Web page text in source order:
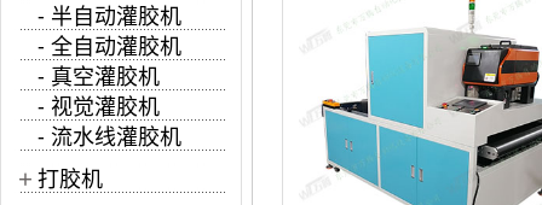
- 半自动灌胶机
- 全自动灌胶机
- 真空灌胶机
- 视觉灌胶机
- 流水线灌胶机
+ 打胶机